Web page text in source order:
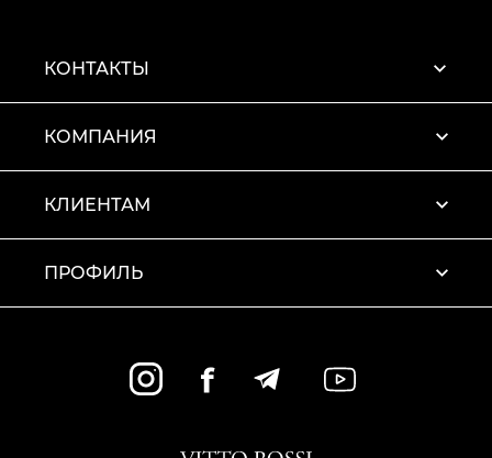
КОНТАКТЫ
КОМПАНИЯ
КЛИЕНТАМ
ПРОФИЛЬ